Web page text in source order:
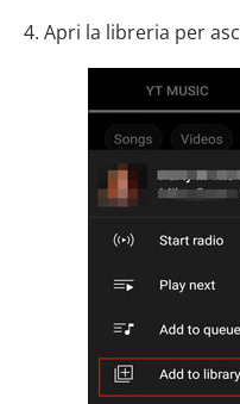
4. Apri la libreria per